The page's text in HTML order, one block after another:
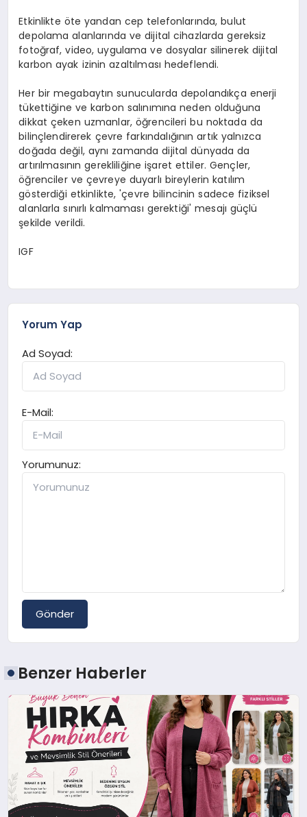
Etkinlikte öte yandan cep telefonlarında, bulut
depolama alanlarında ve dijital cihazlarda gereksiz
fotoğraf, video, uygulama ve dosyalar silinerek dijital
karbon ayak izinin azaltılması hedeflendi.
Her bir megabaytın sunucularda depolandıkça enerji
tükettiğine ve karbon salınımına neden olduğuna
dikkat çeken uzmanlar, öğrencileri bu noktada da
bilinçlendirerek çevre farkındalığının artık yalnızca
doğada değil, aynı zamanda dijital dünyada da
artırılmasının gerekliliğine işaret ettiler. Gençler,
öğrenciler ve çevreye duyarlı bireylerin katılım
gösterdiği etkinlikte, 'çevre bilincinin sadece fiziksel
alanlarla sınırlı kalmaması gerektiği' mesajı güçlü
şekilde verildi.
IGF
Yorum Yap
Ad Soyad:
E-Mail:
Yorumunuz:
Gönder
Benzer Haberler